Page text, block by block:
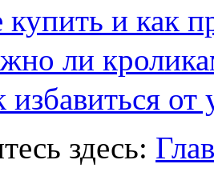
купить и как
ли
избавиться от
здесь: